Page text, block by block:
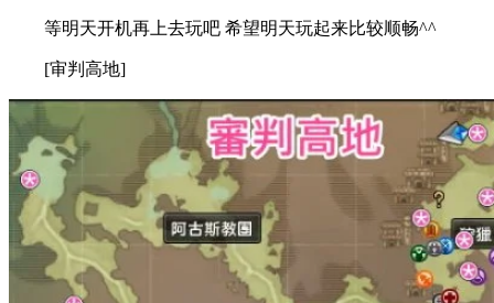
等明天开机再上去玩吧 希望明天玩起来比较顺畅^^
[审判高地]